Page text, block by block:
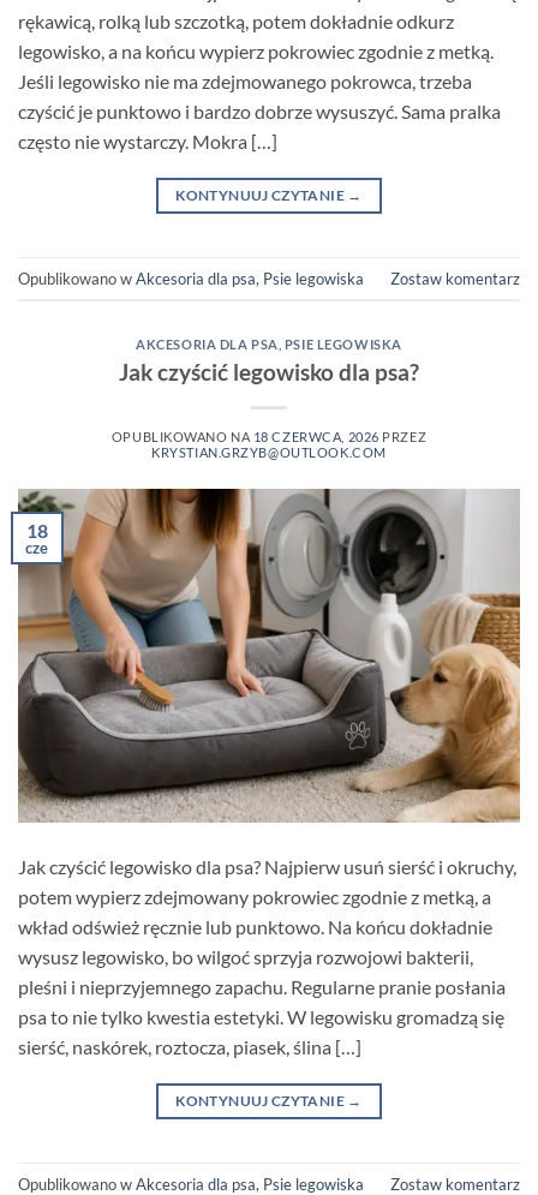
rękawicą, rolką lub szczotką, potem dokładnie odkurz
legowisko, a na końcu wypierz pokrowiec zgodnie z metką.
Jeśli legowisko nie ma zdejmowanego pokrowca, trzeba
czyścić je punktowo i bardzo dobrze wysuszyć. Sama pralka
często nie wystarczy. Mokra […]
KONTYNUUJ CZYTANIE →
Opublikowano wAkcesoria dla psa, Psie legowiska Zostaw komentarz
AKCESORIA DLA PSA PSIE LEGOWISKA
Jak czyścić legowisko dla psa?
OPUBLIKOWANO NA 18 CZERWCA, 2026 PRZEZ
KRYSTIAN.GRZYB@OUTLOOK.COM
18
cze
Jak czyścić legowisko dla psa? Najpierw usuń sierść i okruchy,
potem wypierz zdejmowany pokrowiec zgodnie z metką, a
wkład odśwież ręcznie lub punktowo. Na końcu dokładnie
wysusz legowisko, bo wilgoć sprzyja rozwojowi bakterii,
pleśni i nieprzyjemnego zapachu. Regularne pranie posłania
psa to nie tylko kwestia estetyki. W legowisku gromadzą się
sierść, naskórek, roztocza, piasek, ślina […]
KONTYNUUJ CZYTANIE →
Opublikowano wAkcesoria dla psa, Psie legowiska Zostaw komentarz